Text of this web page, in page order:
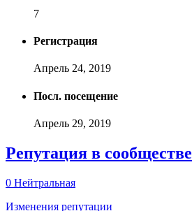
7
Регистрация
Апрель 24, 2019
Посл. посещение
Апрель 29, 2019
Репутация в сообществе
0 Нейтральная
Изменения репутации